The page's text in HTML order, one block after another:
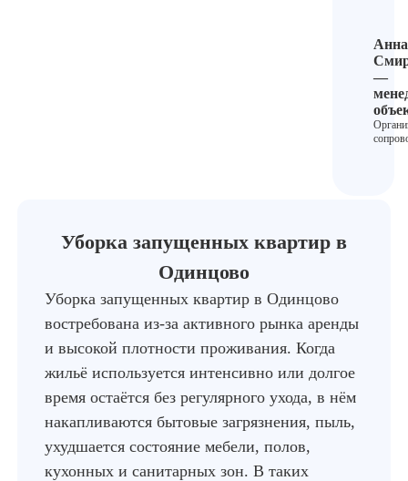
Анна
—
Уборка запущенных квартир в
Одинцово
Уборка запущенных квартир в Одинцово
востребована из-за активного рынка аренды
и высокой плотности проживания. Когда
жильё используется интенсивно или долгое
время остаётся без регулярного ухода, в нём
накапливаются бытовые загрязнения, пыль,
ухудшается состояние мебели, полов,
кухонных и санитарных зон. В таких